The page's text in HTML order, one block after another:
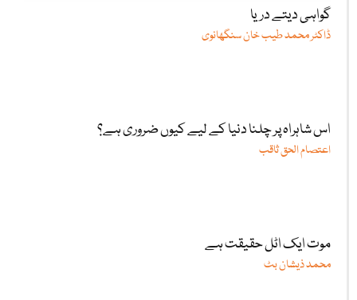
گواہی دیتے دریا
ڈاکٹر محمد طیب خان سنگھانوی
اس شاہراہ پر چلنا دنیا کے لیے کیوں ضروری ہے؟
اعتصام الحق ثاقب
موت ایک اٹل حقیقت ہے
محمد ذیشان بٹ